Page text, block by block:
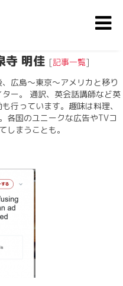
寺 明佳 [記事一覧]
広島〜東京〜アメリカと移り
ー。 通訳、英会話講師など英
行っています。趣味は料理、
各国のユニークな広告やTVコ
しまうことも。